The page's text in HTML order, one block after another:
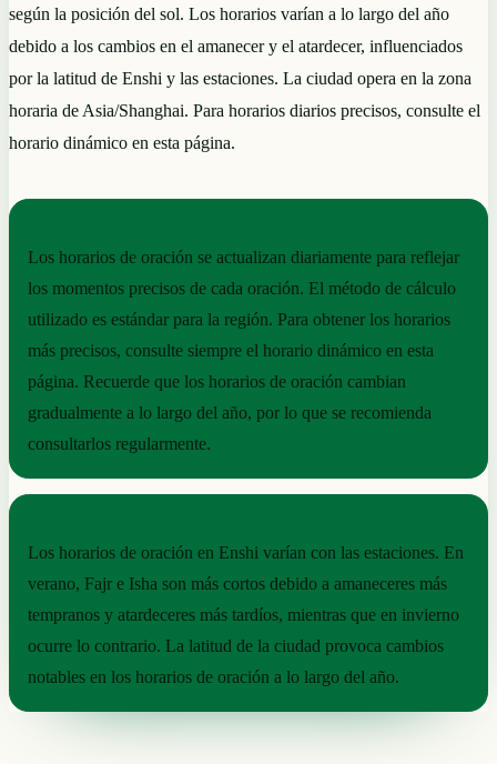
según la posición del sol. Los horarios varían a lo largo del año
debido a los cambios en el amanecer y el atardecer, influenciados
por la latitud de Enshi y las estaciones. La ciudad opera en la zona
horaria de Asia/Shanghai. Para horarios diarios precisos, consulte el
horario dinámico en esta página.
Los horarios de oración se actualizan diariamente para reflejar
los momentos precisos de cada oración. El método de cálculo
utilizado es estándar para la región. Para obtener los horarios
más precisos, consulte siempre el horario dinámico en esta
página. Recuerde que los horarios de oración cambian
gradualmente a lo largo del año, por lo que se recomienda
consultarlos regularmente.
Los horarios de oración en Enshi varían con las estaciones. En
verano, Fajr e Isha son más cortos debido a amaneceres más
tempranos y atardeceres más tardíos, mientras que en invierno
ocurre lo contrario. La latitud de la ciudad provoca cambios
notables en los horarios de oración a lo largo del año.